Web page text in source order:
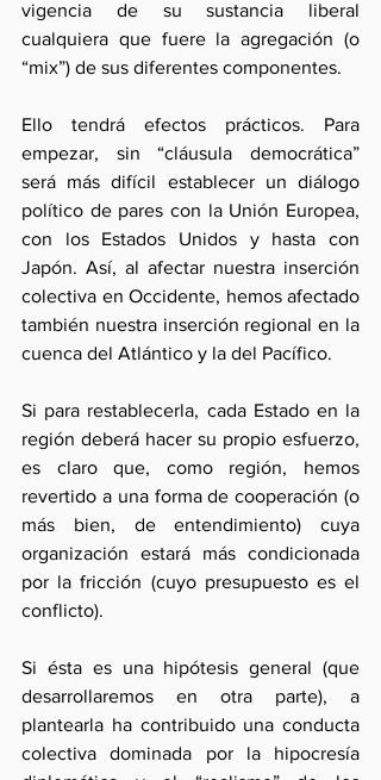
vigencia de su sustancia liberal
cualquiera que fuere la agregación (o
“mix”) de sus diferentes componentes.
Ello tendrá efectos prácticos. Para
empezar, sin “cláusula democrática”
será más difícil establecer un diálogo
político de pares con la Unión Europea,
con los Estados Unidos y hasta con
Japón. Así, al afectar nuestra inserción
colectiva en Occidente, hemos afectado
también nuestra inserción regional en la
cuenca del Atlántico y la del Pacífico.
Si para restablecerla, cada Estado en la
región deberá hacer su propio esfuerzo,
es claro que, como región, hemos
revertido a una forma de cooperación (o
más bien, de entendimiento) cuya
organización estará más condicionada
por la fricción (cuyo presupuesto es el
conflicto).
Si ésta es una hipótesis general (que
desarrollaremos en otra parte), a
plantearla ha contribuido una conducta
colectiva dominada por la hipocresía